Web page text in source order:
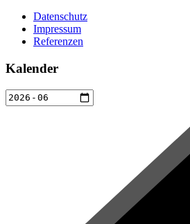
Datenschutz
Impressum
Referenzen
Kalender